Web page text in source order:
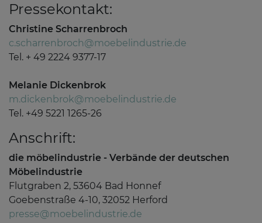
Pressekontakt:
Christine Scharrenbroch
c.scharrenbroch@moebelindustrie.de
Tel. + 49 2224 9377-17
Melanie Dickenbrok
m.dickenbrok@moebelindustrie.de
Tel. +49 5221 1265-26
Anschrift:
die möbelindustrie - Verbände der deutschen
Möbelindustrie
Flutgraben 2, 53604 Bad Honnef
Goebenstraße 4-10, 32052 Herford
presse@moebelindustrie.de